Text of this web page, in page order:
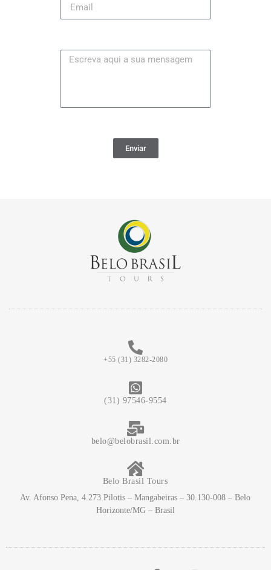
Enviar
+55 (31) 3282-2080
(31) 97546-9554
belo@belobrasil.com.br
Belo Brasil Tours
Av. Afonso Pena, 4.273 Pilotis – Mangabeiras – 30.130-008 – Belo
Horizonte/MG – Brasil